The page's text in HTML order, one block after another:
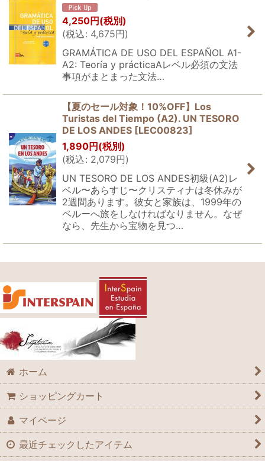
4,250円 (税別)
(税込: 4,675円)
GRAMÁTICA DE USO DEL ESPAÑOL A1-
A2: Teoría y prácticaAレベル必須の文法
事項がまとまった文法…
【夏のセール対象！10%OFF】Los
Turistas del Tiempo (A2). UN TESORO
DE LOS ANDES [LEC00823]
1,890円 (税別)
(税込: 2,079円)
UN TESORO DE LOS ANDES初級(A2)レ
ベル〜あらすじ〜クリスティナは冬休みが
2週間あります。彼女と家族は、1999年の
ペルーへ旅をしなければなりません。なぜ
なら、先生から宝物を見つ…
ホーム
ショッピングカート
マイページ
最近チェックしたアイテム